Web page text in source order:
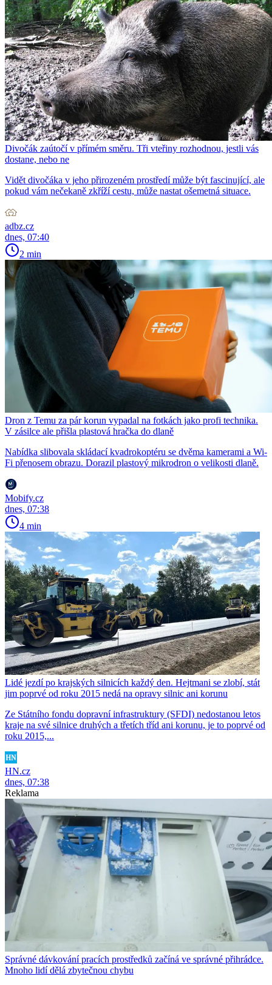
Divočák zaútočí v přímém směru. Tři vteřiny rozhodnou, jestli vás
dostane, nebo ne
Vidět divočáka v jeho přirozeném prostředí může být fascinující, ale
pokud vám nečekaně zkříží cestu, může nastat ošemetná situace.
adbz.cz
dnes, 07:40
2 min
Dron z Temu za pár korun vypadal na fotkách jako profi technika.
V zásilce ale přišla plastová hračka do dlaně
Nabídka slibovala skládací kvadrokoptéru se dvěma kamerami a Wi-
Fi přenosem obrazu. Dorazil plastový mikrodron o velikosti dlaně.
Mobify.cz
dnes, 07:38
4 min
Lidé jezdí po krajských silnicích každý den. Hejtmani se zlobí, stát
jim poprvé od roku 2015 nedá na opravy silnic ani korunu
Ze Státního fondu dopravní infrastruktury (SFDI) nedostanou letos
kraje na své silnice druhých a třetích tříd ani korunu, je to poprvé od
roku 2015,...
HN.cz
dnes, 07:38
Reklama
Správné dávkování pracích prostředků začíná ve správné přihrádce.
Mnoho lidí dělá zbytečnou chybu